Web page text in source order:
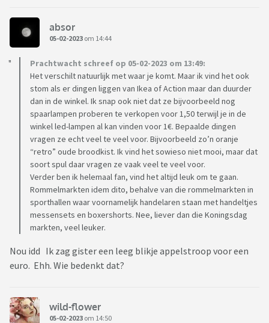
absor
05-02-2023 om 14:44
Prachtwacht schreef op 05-02-2023 om 13:49:
Het verschilt natuurlijk met waar je komt. Maar ik vind het ook
stom als er dingen liggen van Ikea of Action maar dan duurder
dan in de winkel. Ik snap ook niet dat ze bijvoorbeeld nog
spaarlampen proberen te verkopen voor 1,50 terwijl je in de
winkel led-lampen al kan vinden voor 1€. Bepaalde dingen
vragen ze echt veel te veel voor. Bijvoorbeeld zo’n oranje
“retro” oude broodkist. Ik vind het sowieso niet mooi, maar dat
soort spul daar vragen ze vaak veel te veel voor.
Verder ben ik helemaal fan, vind het altijd leuk om te gaan.
Rommelmarkten idem dito, behalve van die rommelmarkten in
sporthallen waar voornamelijk handelaren staan met handeltjes
messensets en boxershorts. Nee, liever dan die Koningsdag
markten, veel leuker.
Nou idd Ik zag gister een leeg blikje appelstroop voor een
euro. Ehh. Wie bedenkt dat?
wild-flower
05-02-2023 om 14:50